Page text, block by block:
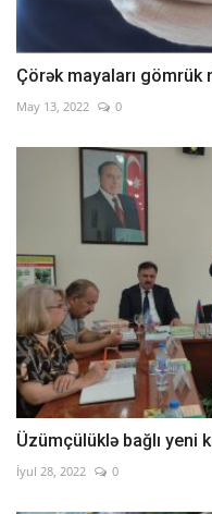
Çörək mayaları
May 13, 2022 0
Üzümçülüklə bağlı yeni
İyul 28, 2022 0